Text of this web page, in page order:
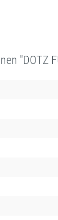
"DOTZ